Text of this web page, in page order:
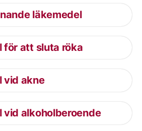
läkemedel
för att sluta röka
vid akne
vid alkoholberoende